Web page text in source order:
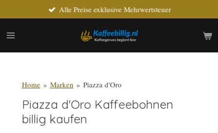
Hauptinhalt
springen
Alle Preise exklusive Mehrwertsteuer
Home » Marken » Piazza d'Oro
Piazza d'Oro Kaffeebohnen
billig kaufen